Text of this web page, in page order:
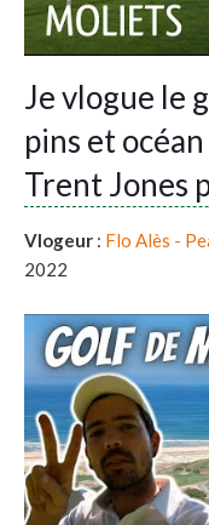
Je vlogue le
pins et
Trent Jones
Vlogeur : Flo Alès -
2022